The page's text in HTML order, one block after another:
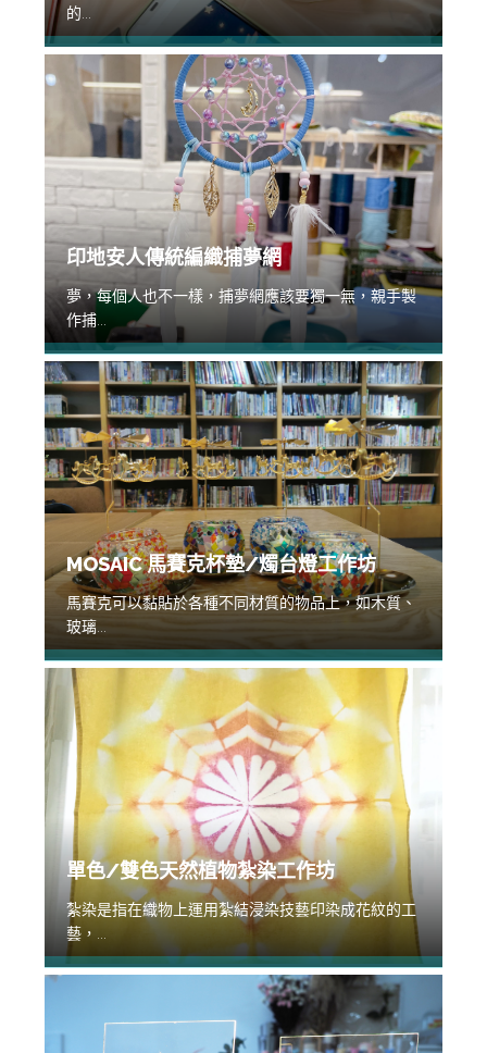
的...
印地安人傳統編織捕夢網
夢，每個人也不一樣，捕夢網應該要獨一無，親手製
作捕...
MOSAIC 馬賽克杯墊/燭台燈工作坊
馬賽克可以黏貼於各種不同材質的物品上，如木質、
玻璃...
單色/雙色天然植物紮染工作坊
紮染是指在織物上運用紮結浸染技藝印染成花紋的工
藝，...